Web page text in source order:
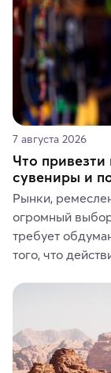
7 августа 2026
Что
сувениры и
Рынки,
огромный выбор
требует
того, что
средства,
где их купить.